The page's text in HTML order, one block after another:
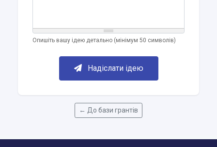
Опишіть вашу ідею детально (мінімум 50 символів)
Надіслати ідею
← До бази грантів